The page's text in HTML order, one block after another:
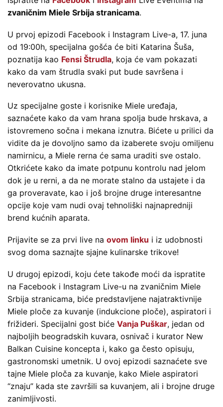
zvaničnim Miele Srbija stranicama.
U prvoj epizodi Facebook i Instagram Live-a, 17. juna
od 19:00h, specijalna gošća će biti Katarina Šuša,
poznatija kao Fensi Štrudla, koja će vam pokazati
kako da vam štrudla svaki put bude savršena i
neverovatno ukusna.
Uz specijalne goste i korisnike Miele uređaja,
saznaćete kako da vam hrana spolja bude hrskava, a
istovremeno sočna i mekana iznutra. Bićete u prilici da
vidite da je dovoljno samo da izaberete svoju omiljenu
namirnicu, a Miele rerna će sama uraditi sve ostalo.
Otkrićete kako da imate potpunu kontrolu nad jelom
dok je u rerni, a da ne morate stalno da ustajete i da
ga proveravate, kao i još brojne druge interesantne
opcije koje vam nudi ovaj tehnoliški najnapredniji
brend kućnih aparata.
Prijavite se za prvi live na ovom linku i iz udobnosti
svog doma saznajte sjajne kulinarske trikove!
U drugoj epizodi, koju ćete takođe moći da ispratite
na Facebook i Instagram Live-u na zvaničnim Miele
Srbija stranicama, biće predstavljene najatraktivnije
Miele ploče za kuvanje (indukcione ploče), aspiratori i
frižideri. Specijalni gost biće Vanja Puškar, jedan od
najboljih beogradskih kuvara, osnivač i kurator New
Balkan Cuisine koncepta i, kako ga često opisuju,
gastronomski umetnik. U ovoj epizodi saznaćete sve
tajne Miele ploča za kuvanje, kako Miele aspiratori
“znaju” kada ste završili sa kuvanjem, ali i brojne druge
zanimljivosti.